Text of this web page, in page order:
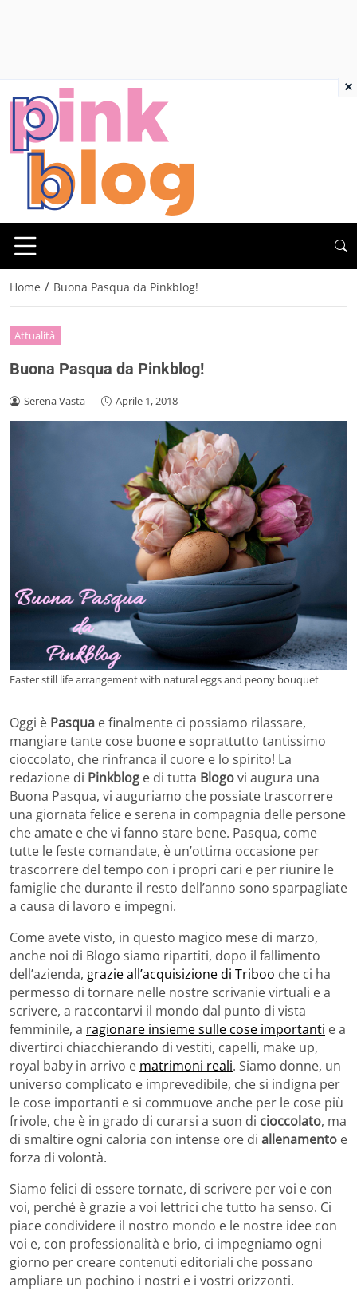
Home / Buona Pasqua da Pinkblog!
Attualità
Buona Pasqua da Pinkblog!
Serena Vasta - Aprile 1, 2018
Easter still life arrangement with natural eggs and peony bouquet
Oggi è Pasqua e finalmente ci possiamo rilassare,
mangiare tante cose buone e soprattutto tantissimo
cioccolato, che rinfranca il cuore e lo spirito! La
redazione di Pinkblog e di tutta Blogovi augura una
Buona Pasqua, vi auguriamo che possiate trascorrere
una giornata felice e serena in compagnia delle persone
che amate e che vi fanno stare bene. Pasqua, come
tutte le feste comandate, è un’ottima occasione per
trascorrere del tempo con i propri cari e per riunire le
famiglie che durante il resto dell’anno sono sparpagliate
a causa di lavoro e impegni.
Come avete visto, in questo magico mese di marzo,
anche noi di Blogo siamo ripartiti, dopo il fallimento
dell’azienda, grazie all’acquisizione di Triboo che ci ha
permesso di tornare nelle nostre scrivanie virtuali e a
scrivere, a raccontarvi il mondo dal punto di vista
femminile, a ragionare insieme sulle cose importanti e a
divertirci chiacchierando di vestiti, capelli, make up,
royal baby in arrivo e matrimoni reali. Siamo donne, un
universo complicato e imprevedibile, che si indigna per
le cose importanti e si commuove anche per le cose più
frivole, che è in grado di curarsi a suon di cioccolato, ma
di smaltire ogni caloria con intense ore di allenamento e
forza di volontà.
Siamo felici di essere tornate, di scrivere per voi e con
voi, perché è grazie a voi lettrici che tutto ha senso. Ci
piace condividere il nostro mondo e le nostre idee con
voi e, con professionalità e brio, ci impegniamo ogni
giorno per creare contenuti editoriali che possano
ampliare un pochino i nostri e i vostri orizzonti.
×